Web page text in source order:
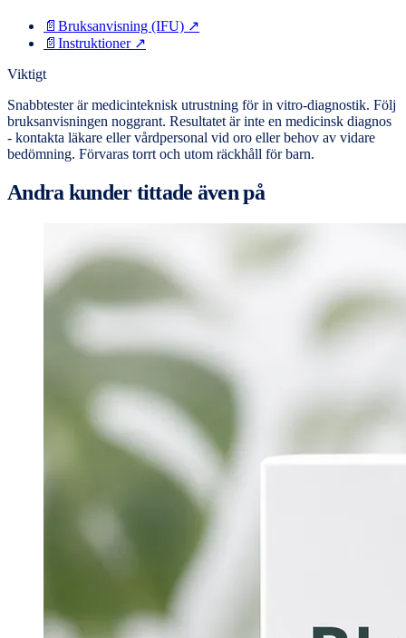
📄 Bruksanvisning (IFU) ↗
📄 Instruktioner↗
Viktigt
Snabbtester är medicinteknisk utrustning för in vitro-diagnostik. Följ
bruksanvisningen noggrant. Resultatet är inte en medicinsk diagnos
- kontakta läkare eller vårdpersonal vid oro eller behov av vidare
bedömning. Förvaras torrt och utom räckhåll för barn.
Andra kunder tittade även på